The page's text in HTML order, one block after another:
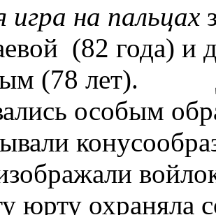
игра на пальцах
(82 года)
(78 лет).
особым
юрту охраняла